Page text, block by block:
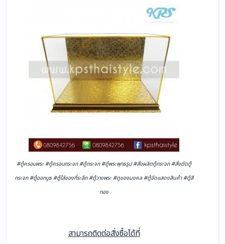
#ตู้ครอบพระ #ตู้ครอบกระจก #ตู้กระจก #ตู้พระพุทธรูป #สั่งผลิตตู้กระจก #สั่งตัดตู้
กระจก #ตู้ออกบูธ #ตู้ใส่ของที่ระลึก #ตู้วางพระ #ตูของมงคล #ตู้จัดแสดงสินค้า #ตู้สี
ทอง
สามารถติดต่อสั่งซื้อได้ที่